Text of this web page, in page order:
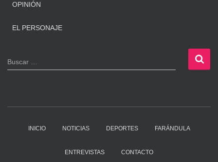
OPINIÓN
EL PERSONAJE
B
u
Buscar …
INICIO NOTICIAS DEPORTES FARÁNDULA
ENTREVISTAS CONTACTO